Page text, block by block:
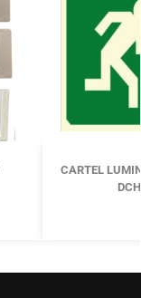
CARTEL